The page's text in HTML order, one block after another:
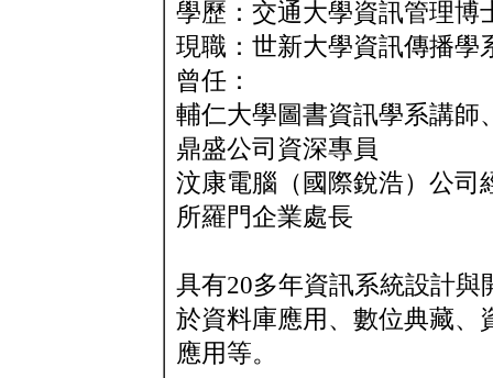
學歷：交通大學資訊管理博
現職：世新大學資訊傳播學
曾任：
輔仁大學圖書資訊學系講師
鼎盛公司資深專員
汶康電腦（國際銳浩）公司
所羅門企業處長
具有20多年資訊系統設計
於資料庫應用、數位典藏、
應用等。